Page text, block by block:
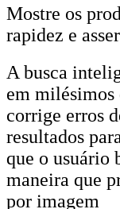
Mostre os
rapidez e
A busca
em milésimos
corrige erros
resultados
que o usuário
maneira que
por imagem